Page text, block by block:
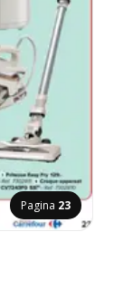
Pagina 23